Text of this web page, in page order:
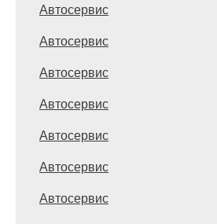
Автосервис
Автосервис
Автосервис
Автосервис
Автосервис
Автосервис
Автосервис